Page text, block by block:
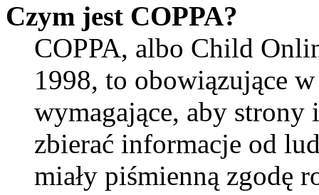
Czym jest COPPA?
COPPA, albo Child
1998, to obowiązujące
wymagające, aby strony
zbierać informacje od
miały piśmienną zgodę